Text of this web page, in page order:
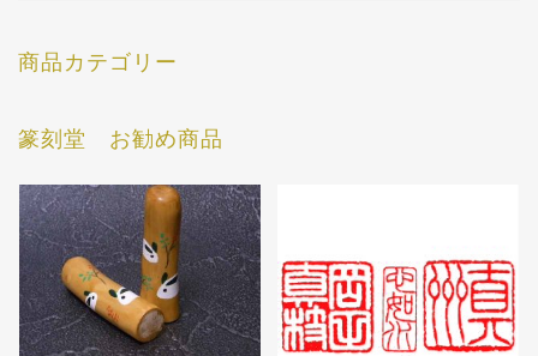
商品カテゴリー
篆刻堂 お勧め商品